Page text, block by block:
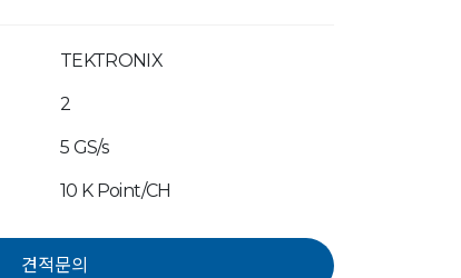
TEKTRONIX
2
5 GS/s
10 K Point/CH